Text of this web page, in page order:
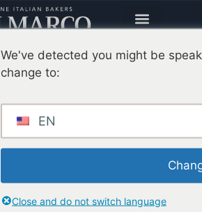
alimentaire :
le rôle de
Pinsa et notre
quotidien
We've detected you might be
change to:
EN
Close and do not switch language